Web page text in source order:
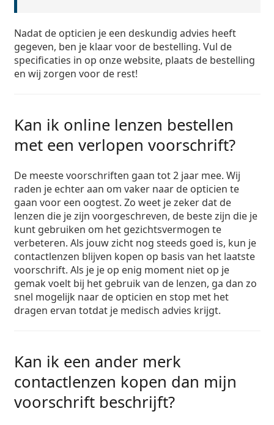
Nadat de opticien je een deskundig advies heeft
gegeven, ben je klaar voor de bestelling. Vul de
specificaties in op onze website, plaats de bestelling
en wij zorgen voor de rest!
Kan ik online lenzen bestellen
met een verlopen voorschrift?
De meeste voorschriften gaan tot 2 jaar mee. Wij
raden je echter aan om vaker naar de opticien te
gaan voor een oogtest. Zo weet je zeker dat de
lenzen die je zijn voorgeschreven, de beste zijn die je
kunt gebruiken om het gezichtsvermogen te
verbeteren. Als jouw zicht nog steeds goed is, kun je
contactlenzen blijven kopen op basis van het laatste
voorschrift. Als je je op enig moment niet op je
gemak voelt bij het gebruik van de lenzen, ga dan zo
snel mogelijk naar de opticien en stop met het
dragen ervan totdat je medisch advies krijgt.
Kan ik een ander merk
contactlenzen kopen dan mijn
voorschrift beschrijft?